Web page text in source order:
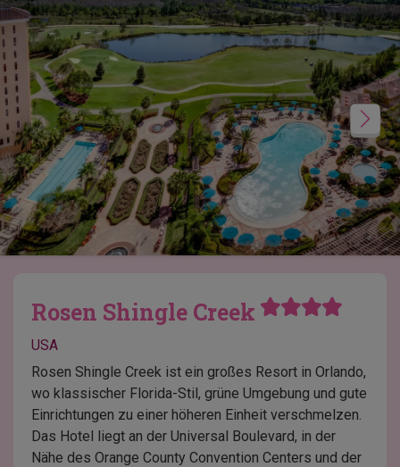
Rosen Shingle Creek
USA
Rosen Shingle Creek ist ein großes Resort in Orlando,
wo klassischer Florida-Stil, grüne Umgebung und gute
Einrichtungen zu einer höheren Einheit verschmelzen.
Das Hotel liegt an der Universal Boulevard, in der
Nähe des Orange County Convention Centers und der